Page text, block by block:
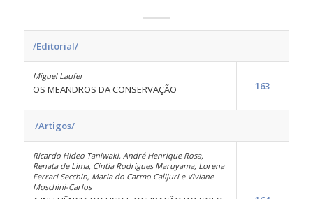
/Editorial/
Miguel Laufer
OS MEANDROS DA CONSERVAÇÃO 163
/Artigos/
Ricardo Hideo Taniwaki, André Henrique Rosa,
Renata de Lima, Cíntia Rodrigues Maruyama, Lorena
Ferrari Secchin, Maria do Carmo Calijuri e Viviane
Moschini-Carlos